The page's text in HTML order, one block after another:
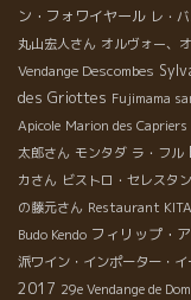
ン・フォワイヤール レ・
丸山宏人さん オルヴォー、
Vendange Descombes
des Griottes Fujimama
Apicole Marion des Capriers
太郎さん モンタダ ラ・フル
カさん ビストロ・セレスタン
の藤元さん Restaurant
Budo Kendo フィリップ・
派ワイン・インポーター・
2017 29e Vendange de